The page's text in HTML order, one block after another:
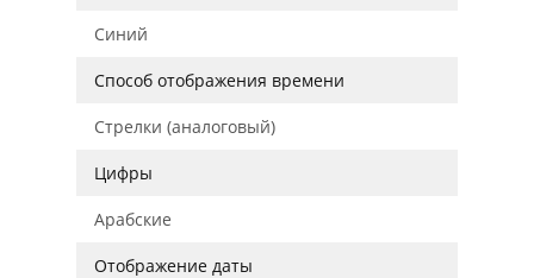
Синий
Способ отображения времени
Стрелки (аналоговый)
Цифры
Арабские
Отображение даты